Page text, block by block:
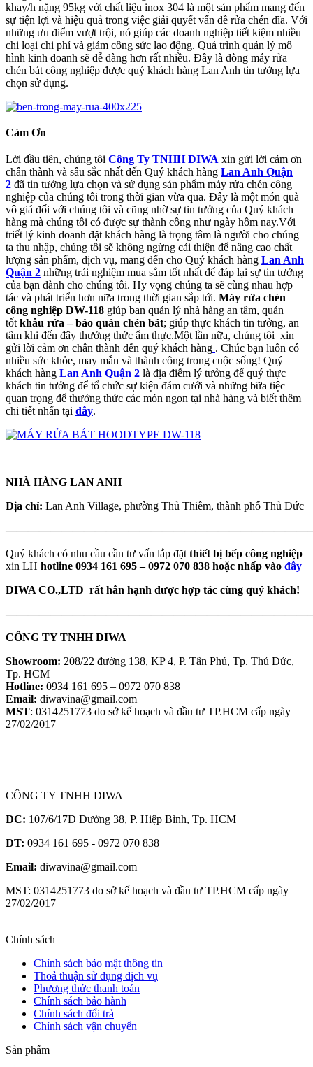
khay/h nặng 95kg với chất liệu inox 304 là một sản phẩm mang đến
sự tiện lợi và hiệu quả trong việc giải quyết vấn đề rửa chén dĩa. Với
những ưu điểm vượt trội, nó giúp các doanh nghiệp tiết kiệm nhiều
chi loại chi phí và giảm công sức lao động. Quá trình quản lý mô
hình kinh doanh sẽ dễ dàng hơn rất nhiều. Đây là dòng máy rửa
chén bát công nghiệp được quý khách hàng Lan Anh tin tưởng lựa
chọn sử dụng.
Cảm Ơn
Lời đầu tiên, chúng tôi Công Ty TNHH DIWA xin gửi lời cảm ơn
chân thành và sâu sắc nhất đến Quý khách hàng Lan Anh Quận
2 đã tin tưởng lựa chọn và sử dụng sản phẩm máy rửa chén công
nghiệp của chúng tôi trong thời gian vừa qua. Đây là một món quà
vô giá đối với chúng tôi và cũng nhờ sự tin tưởng của Quý khách
hàng mà chúng tôi có được sự thành công như ngày hôm nay.Với
triết lý kinh doanh đặt khách hàng là trọng tâm là người cho chúng
ta thu nhập, chúng tôi sẽ không ngừng cải thiện để nâng cao chất
lượng sản phẩm, dịch vụ, mang đến cho Quý khách hàng Lan Anh
Quận 2 những trải nghiệm mua sắm tốt nhất để đáp lại sự tin tưởng
của bạn dành cho chúng tôi. Hy vọng chúng ta sẽ cùng nhau hợp
tác và phát triển hơn nữa trong thời gian sắp tới. Máy rửa chén
công nghiệp DW-118 giúp ban quản lý nhà hàng an tâm, quản
tốt khâu rửa – bảo quản chén bát; giúp thực khách tin tưởng, an
tâm khi đến đây thưởng thức ẩm thực.Một lần nữa, chúng tôi xin
gửi lời cảm ơn chân thành đến quý khách hàng . Chúc bạn luôn có
nhiều sức khỏe, may mắn và thành công trong cuộc sống! Quý
khách hàng Lan Anh Quận 2 là địa điểm lý tưởng để quý thực
khách tin tưởng để tổ chức sự kiện đám cưới và những bữa tiệc
quan trọng để thưởng thức các món ngon tại nhà hàng và biết thêm
chi tiết nhấn tại đây.
NHÀ HÀNG LAN ANH
Địa chỉ: Lan Anh Village, phường Thủ Thiêm, thành phố Thủ Đức
Quý khách có nhu cầu cần tư vấn lắp đặt thiết bị bếp công nghiệp
xin LH hotline 0934 161 695 – 0972 070 838 hoặc nhấp vào đây
DIWA CO.,LTD rất hân hạnh được hợp tác cùng quý khách!
CÔNG TY TNHH DIWA
Showroom: 208/22 đường 138, KP 4, P. Tân Phú, Tp. Thủ Đức,
Tp. HCM
Hotline: 0934 161 695 – 0972 070 838
Email: diwavina@gmail.com
MST: 0314251773 do sở kế hoạch và đầu tư TP.HCM cấp ngày
27/02/2017
CÔNG TY TNHH DIWA
ĐC: 107/6/17D Đường 38, P. Hiệp Bình, Tp. HCM
ĐT: 0934 161 695 - 0972 070 838
Email: diwavina@gmail.com
MST: 0314251773 do sở kế hoạch và đầu tư TP.HCM cấp ngày
27/02/2017
Chính sách
Chính sách bảo mật thông tin
Thoả thuận sử dụng dịch vụ
Phương thức thanh toán
Chính sách bảo hành
Chính sách đổi trả
Chính sách vận chuyển
Sản phẩm